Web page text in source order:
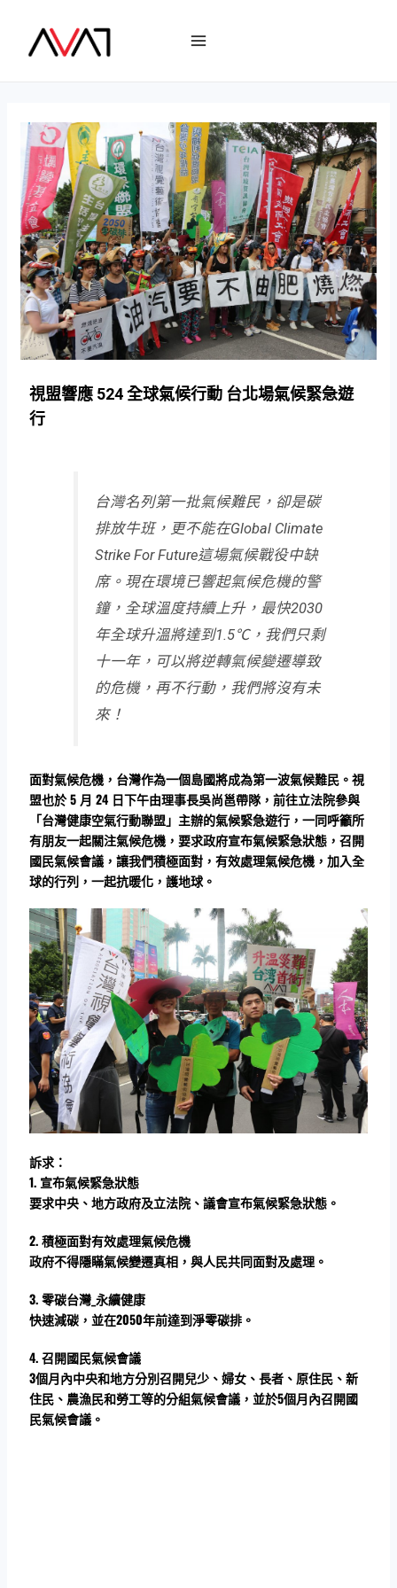
視盟響應 524 全球氣候行動 台北場氣候緊急遊
行
台灣名列第一批氣候難民，卻是碳
排放牛班，更不能在Global Climate
Strike For Future這場氣候戰役中缺
席。現在環境已響起氣候危機的警
鐘，全球溫度持續上升，最快2030
年全球升溫將達到1.5℃，我們只剩
十一年，可以將逆轉氣候變遷導致
的危機，再不行動，我們將沒有未
來！
面對氣候危機，台灣作為一個島國將成為第一波氣候難民。視
盟也於 5 月 24 日下午由理事長吳尚邕帶隊，前往立法院參與
「台灣健康空氣行動聯盟」主辦的氣候緊急遊行，一同呼籲所
有朋友一起關注氣候危機，要求政府宣布氣候緊急狀態，召開
國民氣候會議，讓我們積極面對，有效處理氣候危機，加入全
球的行列，一起抗暖化，護地球。
訴求：
1. 宣布氣候緊急狀態
要求中央、地方政府及立法院、議會宣布氣候緊急狀態。
2.積極面對有效處理氣候危機
政府不得隱瞞氣候變遷真相，與人民共同面對及處理。
3.零碳台灣_永續健康
快速減碳，並在2050年前達到淨零碳排。
4.召開國民氣候會議
3個月內中央和地方分別召開兒少、婦女、長者、原住民、新
住民、農漁民和勞工等的分組氣候會議，並於5個月內召開國
民氣候會議。